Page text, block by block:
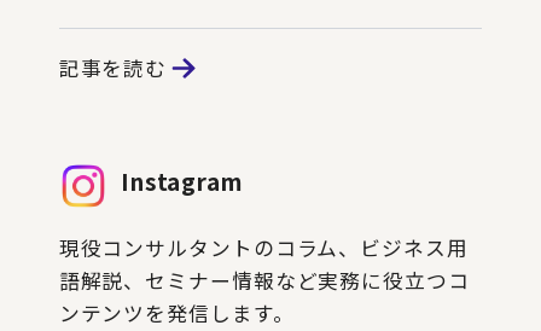
記事を読む
Instagram
現役コンサルタントのコラム、ビジネス用
語解説、セミナー情報など実務に役立つコ
ンテンツを発信します。